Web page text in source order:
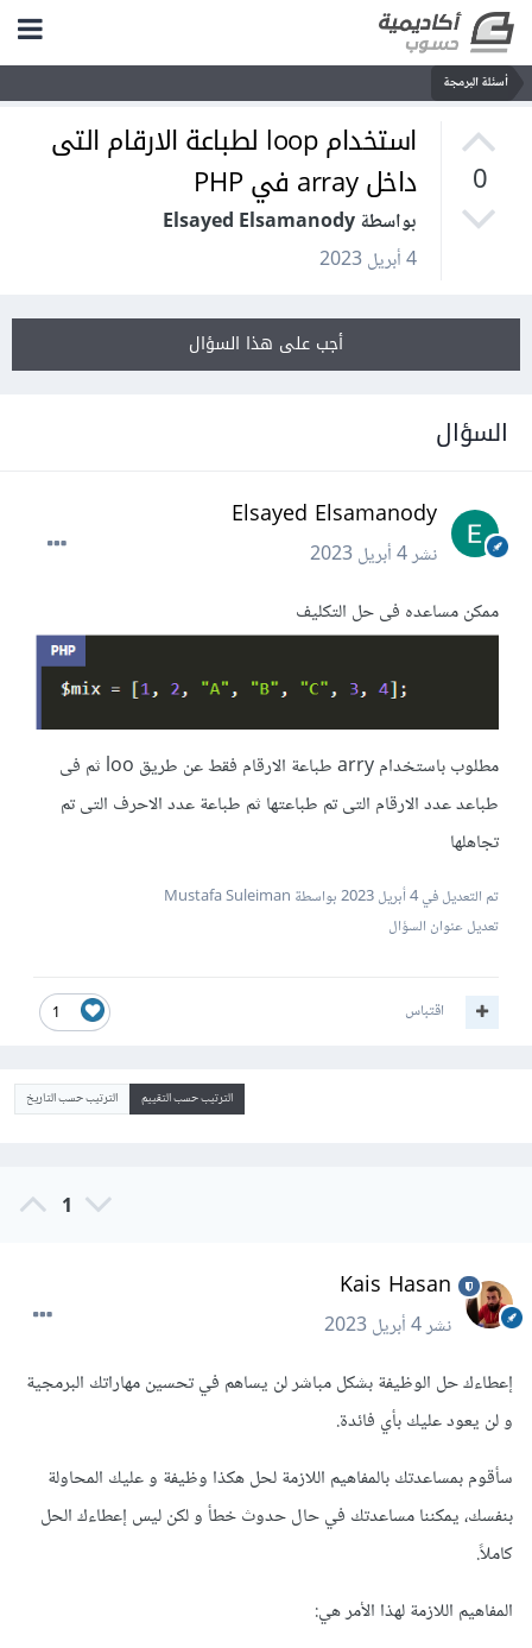
أسئلة البرمجة
0
استخدام loop لطباعة الارقام التى
داخل array في PHP
بواسطة Elsayed Elsamanody
4 أبريل 2023
أجب على هذا السؤال
السؤال
Elsayed Elsamanody
نشر4 أبريل 2023
ممكن مساعده فى حل التكليف
مطلوب باستخدام arry طباعة الارقام فقط عن طريق loo ثم فى
طباعد عدد الارقام التى تم طباعتها ثم طباعة عدد الاحرف التى تم
تجاهلها
تم التعديل في4 أبريل 2023
بواسطة Mustafa Suleiman
تعديل عنوان السؤال
1 اقتباس
الترتيب حسب التقييم الترتيب حسب التاريخ
1
Kais Hasan
نشر4 أبريل 2023
إعطاءك حل الوظيفة بشكل مباشر لن يساهم في تحسين مهاراتك البرمجية
و لن يعود عليك بأي فائدة.
سأقوم بمساعدتك بالمفاهيم اللازمة لحل هكذا وظيفة و عليك المحاولة
بنفسك، يمكننا مساعدتك في حال حدوث خطأ و لكن ليس إعطاءك الحل
كاملاً.
المفاهيم اللازمة لهذا الأمر هي: